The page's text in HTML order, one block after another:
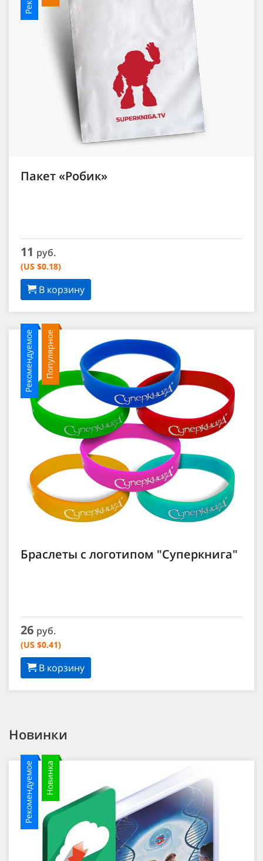
Пакет «Робик»
11 руб.
(US $0.18)
В корзину
Рекомендуемое Популярное
Браслеты с логотипом "Суперкнига"
26 руб.
(US $0.41)
В корзину
Новинки
Рекомендуемое Новинка